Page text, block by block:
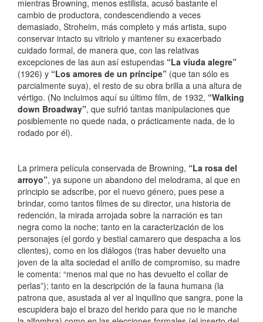
mientras Browning, menos estilista, acusó bastante el
cambio de productora, condescendiendo a veces
demasiado, Stroheim, más completo y más artista, supo
conservar intacto su vitriolo y mantener su exacerbado
cuidado formal, de manera que, con las relativas
excepciones de las aun así estupendas “La viuda alegre”
(1926) y “Los amores de un príncipe” (que tan sólo es
parcialmente suya), el resto de su obra brilla a una altura de
vértigo. (No incluimos aquí su último film, de 1932, “Walking
down Broadway”, que sufrió tantas manipulaciones que
posiblemente no quede nada, o prácticamente nada, de lo
rodado por él).
La primera película conservada de Browning, “La rosa del
arroyo”, ya supone un abandono del melodrama, al que en
principio se adscribe, por el nuevo género, pues pese a
brindar, como tantos filmes de su director, una historia de
redención, la mirada arrojada sobre la narración es tan
negra como la noche; tanto en la caracterización de los
personajes (el gordo y bestial camarero que despacha a los
clientes), como en los diálogos (tras haber devuelto una
joven de la alta sociedad el anillo de compromiso, su madre
le comenta: “menos mal que no has devuelto el collar de
perlas”); tanto en la descripción de la fauna humana (la
patrona que, asustada al ver al inquilino que sangra, pone la
escupidera bajo el brazo del herido para que no le manche